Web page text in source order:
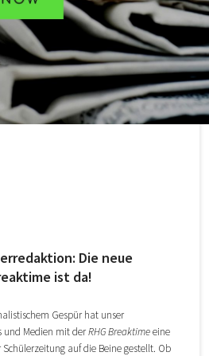
Die neue
ist da!
Gespür hat unser
und Medien mit derRHG Breaktimeeine
Schülerzeitung auf die Beine gestellt. Ob